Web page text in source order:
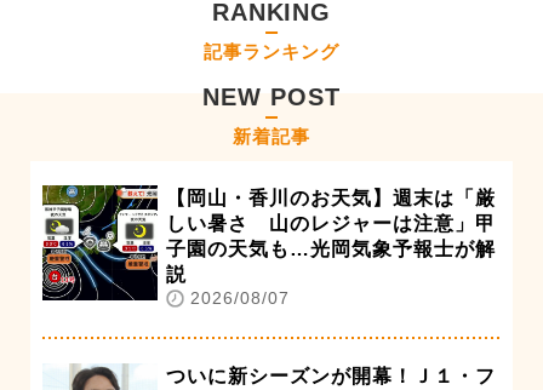
RANKING
記事ランキング
NEW POST
新着記事
【岡山・香川のお天気】週末は「厳
しい暑さ 山のレジャーは注意」甲
子園の天気も…光岡気象予報士が解
説
2026/08/07
ついに新シーズンが開幕！Ｊ１・フ